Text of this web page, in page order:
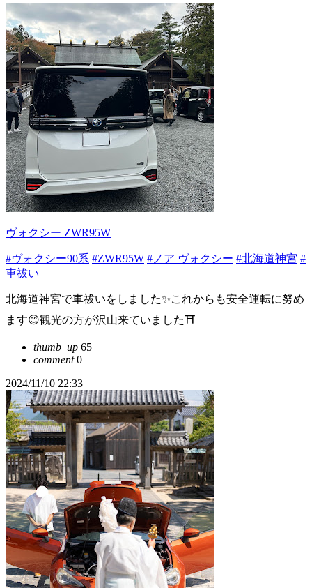
ヴォクシー ZWR95W
#ヴォクシー90系 #ZWR95W #ノア ヴォクシー #北海道神宮 #
車祓い
北海道神宮で車祓いをしました✨これからも安全運転に努め
ます😊観光の方が沢山来ていました⛩️
thumb_up 65
comment0
2024/11/10 22:33